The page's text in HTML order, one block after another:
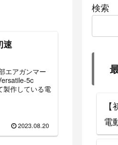
速
5c
2023.08.20
検索
電